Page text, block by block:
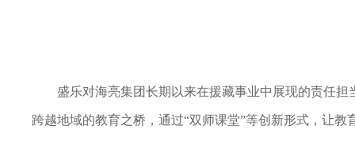
盛乐对海亮集团长期以来在援藏事业中展现的责任
跨越地域的教育之桥，通过“双师课堂”等创新形式，让